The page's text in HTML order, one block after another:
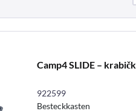
Camp4 SLIDE –
922599
Besteckkasten